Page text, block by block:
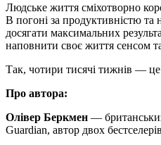
Людське життя сміхотворно
В погоні за продуктивністю та
досягати максимальних
наповнити своє життя сенсом
Так, чотири тисячі тижнів —
Про автора:
Олівер Беркмен —
Guardian, автор двох